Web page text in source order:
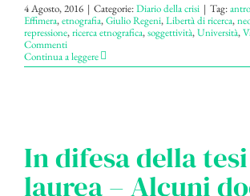
4 Agosto, 2016 | Categorie:Diario della crisi | Tag:
Effimera,etnografia,Giulio Regeni,Libertà di ricerca,
repressione,ricerca etnografica,soggettività,Università,
Commenti
Continua a leggere
In difesa della
laurea – Alcuni